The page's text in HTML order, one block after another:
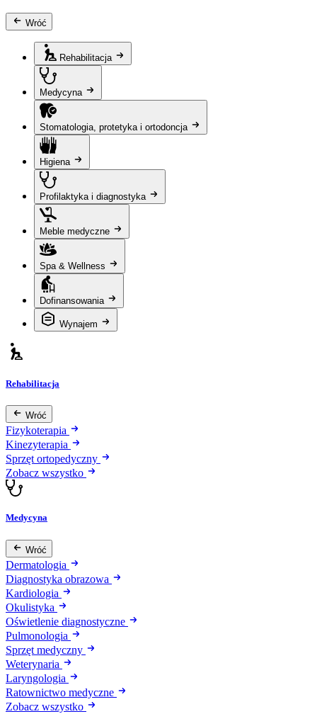
Wróć
Rehabilitacja
Medycyna
Stomatologia, protetyka i ortodoncja
Higiena
Profilaktyka i diagnostyka
Meble medyczne
Spa & Wellness
Dofinansowania
Wynajem
Rehabilitacja
Wróć
Fizykoterapia
Kinezyterapia
Sprzęt ortopedyczny
Zobacz wszystko
Medycyna
Wróć
Dermatologia
Diagnostyka obrazowa
Kardiologia
Okulistyka
Oświetlenie diagnostyczne
Pulmonologia
Sprzęt medyczny
Weterynaria
Laryngologia
Ratownictwo medyczne
Zobacz wszystko